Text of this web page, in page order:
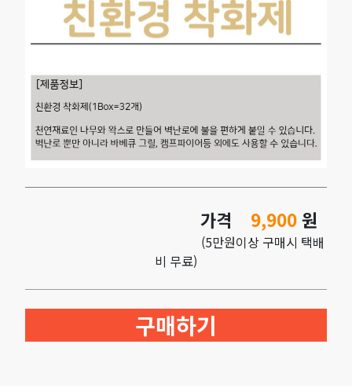
가격 9,900원
(5만원이상 구매시 택배
비 무료)
구매하기